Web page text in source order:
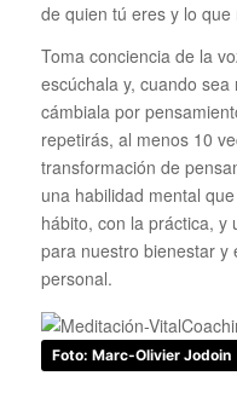
de quien tú eres y lo
Toma conciencia de la
escúchala y, cuando
cámbiala por
repetirás, al menos 10
transformación de
una habilidad mental
hábito, con la práctica, y
para nuestro bienestar y
personal.
Foto: Marc-Olivier Jodoin